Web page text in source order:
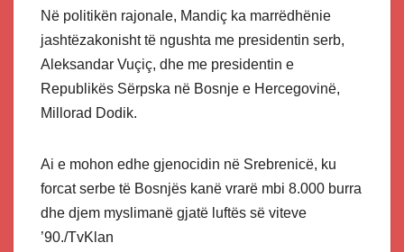
Në politikën rajonale, Mandiç ka marrëdhënie
jashtëzakonisht të ngushta me presidentin serb,
Aleksandar Vuçiç, dhe me presidentin e
Republikës Sërpska në Bosnje e Hercegovinë,
Millorad Dodik.
Ai e mohon edhe gjenocidin në Srebrenicë, ku
forcat serbe të Bosnjës kanë vrarë mbi 8.000 burra
dhe djem myslimanë gjatë luftës së viteve
’90./TvKlan